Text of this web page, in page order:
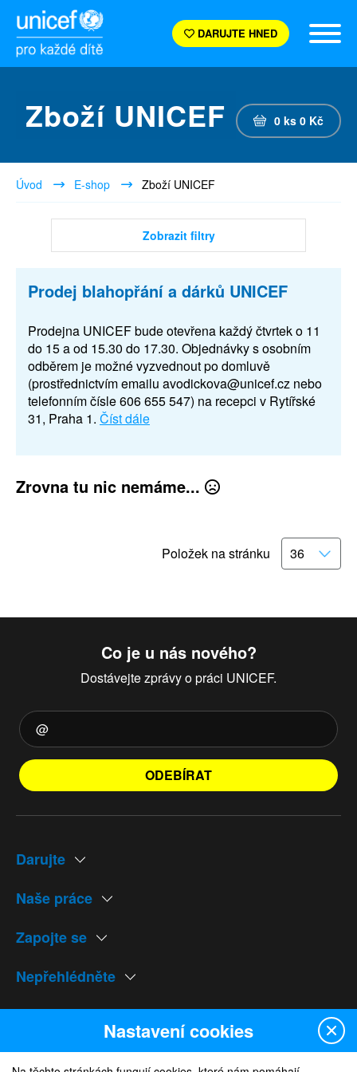
DARUJTE HNED
Zboží UNICEF 0 ks 0 Kč
Úvod E-shop Zboží UNICEF
Zobrazit filtry
Prodej blahopřání a dárků UNICEF
Prodejna UNICEF bude otevřena každý čtvrtek o 11
do 15 a od 15.30 do 17.30. Objednávky s osobním
odběrem je možné vyzvednout po domluvě
(prostřednictvím emailu avodickova@unicef.cz nebo
telefonním čísle 606 655 547) na recepci v Rytířské
31, Praha 1. Číst dále
Zrovna tu nic nemáme...
Položek na stránku
Co je u nás nového?
Dostávejte zprávy o práci UNICEF.
ODEBÍRAT
Darujte
Naše práce
Zapojte se
Nepřehlédněte
Naše weby
Nastavení cookies